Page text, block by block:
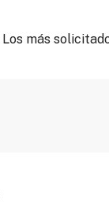
Los más